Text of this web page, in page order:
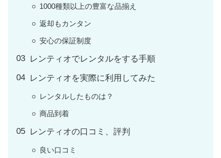
1000種類以上の豊富な品揃え
返却もカンタン
安心の保証制度
レンティオでレンタルをする手順
レンティオを実際に利用してみた
レンタルしたものは？
商品到着
レンティオの口コミ、評判
良い口コミ